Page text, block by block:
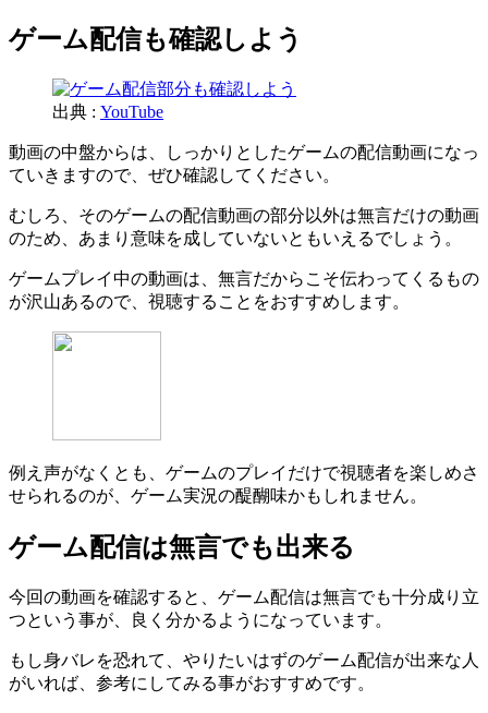
ゲーム配信も確認しよう
出典 : YouTube
動画の中盤からは、しっかりとしたゲームの配信動画になっ
ていきますので、ぜひ確認してください。
むしろ、そのゲームの配信動画の部分以外は無言だけの動画
のため、あまり意味を成していないともいえるでしょう。
ゲームプレイ中の動画は、無言だからこそ伝わってくるもの
が沢山あるので、視聴することをおすすめします。
例え声がなくとも、ゲームのプレイだけで視聴者を楽しめさ
せられるのが、ゲーム実況の醍醐味かもしれません。
ゲーム配信は無言でも出来る
今回の動画を確認すると、ゲーム配信は無言でも十分成り立
つという事が、良く分かるようになっています。
もし身バレを恐れて、やりたいはずのゲーム配信が出来な人
がいれば、参考にしてみる事がおすすめです。